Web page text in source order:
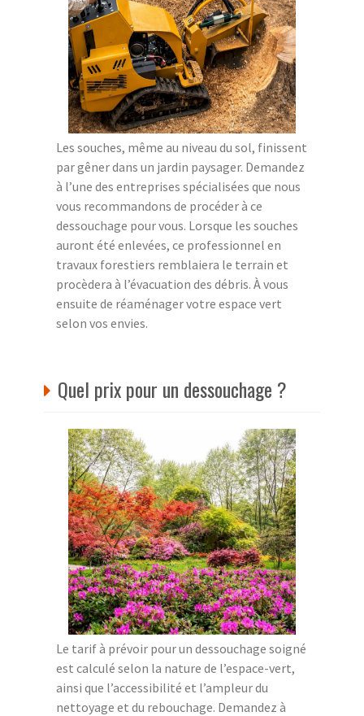
Les souches, même au niveau du sol, finissent
par gêner dans un jardin paysager. Demandez
à l’une des entreprises spécialisées que nous
vous recommandons de procéder à ce
dessouchage pour vous. Lorsque les souches
auront été enlevées, ce professionnel en
travaux forestiers remblaiera le terrain et
procèdera à l’évacuation des débris. À vous
ensuite de réaménager votre espace vert
selon vos envies.
Quel prix pour un dessouchage ?
Le tarif à prévoir pour un dessouchage soigné
est calculé selon la nature de l’espace-vert,
ainsi que l’accessibilité et l’ampleur du
nettoyage et du rebouchage. Demandez à